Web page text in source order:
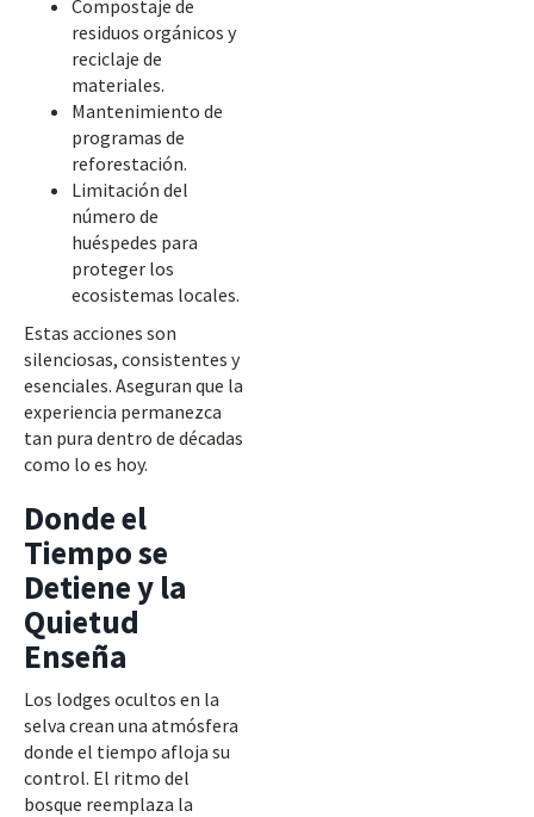
Compostaje de
residuos orgánicos y
reciclaje de
materiales.
Mantenimiento de
programas de
reforestación.
Limitación del
número de
huéspedes para
proteger los
ecosistemas locales.
Estas acciones son
silenciosas, consistentes y
esenciales. Aseguran que la
experiencia permanezca
tan pura dentro de décadas
como lo es hoy.
Donde el
Tiempo se
Detiene y la
Quietud
Enseña
Los lodges ocultos en la
selva crean una atmósfera
donde el tiempo afloja su
control. El ritmo del
bosque reemplaza la